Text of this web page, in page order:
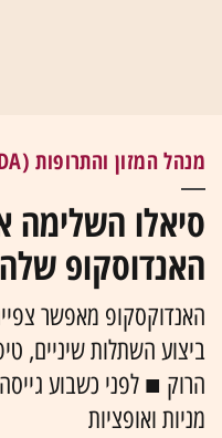
מנהל המזון והתרופות (FDA)
סיאלו השלימה
האנדוסקופ
האנדוקסקופ מאפשר
ביצוע השתלות שיניים,
מניות ואופציות